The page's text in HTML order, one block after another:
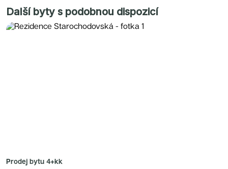
Další byty s podobnou dispozicí
Prodej bytu 4+kk